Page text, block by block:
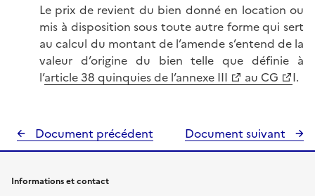
Le prix de revient du bien donné en location ou
mis à disposition sous toute autre forme qui sert
au calcul du montant de l’amende s’entend de la
valeur d’origine du bien telle que définie à
l’article 38 quinquies de l’annexe III au CG I.
Document précédent Document suivant
Informations et contact